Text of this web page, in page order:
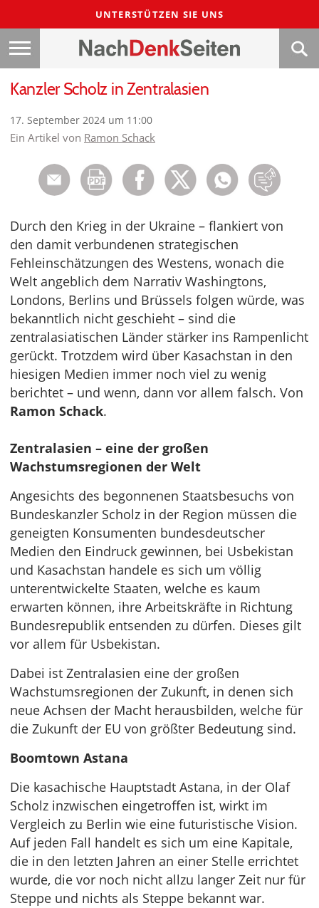
UNTERSTÜTZEN SIE UNS
Kanzler Scholz in Zentralasien
17. September 2024 um 11:00
Ein Artikel von Ramon Schack
Durch den Krieg in der Ukraine – flankiert von
den damit verbundenen strategischen
Fehleinschätzungen des Westens, wonach die
Welt angeblich dem Narrativ Washingtons,
Londons, Berlins und Brüssels folgen würde, was
bekanntlich nicht geschieht – sind die
zentralasiatischen Länder stärker ins Rampenlicht
gerückt. Trotzdem wird über Kasachstan in den
hiesigen Medien immer noch viel zu wenig
berichtet – und wenn, dann vor allem falsch. Von
Ramon Schack.
Zentralasien – eine der großen
Wachstumsregionen der Welt
Angesichts des begonnenen Staatsbesuchs von
Bundeskanzler Scholz in der Region müssen die
geneigten Konsumenten bundesdeutscher
Medien den Eindruck gewinnen, bei Usbekistan
und Kasachstan handele es sich um völlig
unterentwickelte Staaten, welche es kaum
erwarten können, ihre Arbeitskräfte in Richtung
Bundesrepublik entsenden zu dürfen. Dieses gilt
vor allem für Usbekistan.
Dabei ist Zentralasien eine der großen
Wachstumsregionen der Zukunft, in denen sich
neue Achsen der Macht herausbilden, welche für
die Zukunft der EU von größter Bedeutung sind.
Boomtown Astana
Die kasachische Hauptstadt Astana, in der Olaf
Scholz inzwischen eingetroffen ist, wirkt im
Vergleich zu Berlin wie eine futuristische Vision.
Auf jeden Fall handelt es sich um eine Kapitale,
die in den letzten Jahren an einer Stelle errichtet
wurde, die vor noch nicht allzu langer Zeit nur für
Steppe und nichts als Steppe bekannt war.